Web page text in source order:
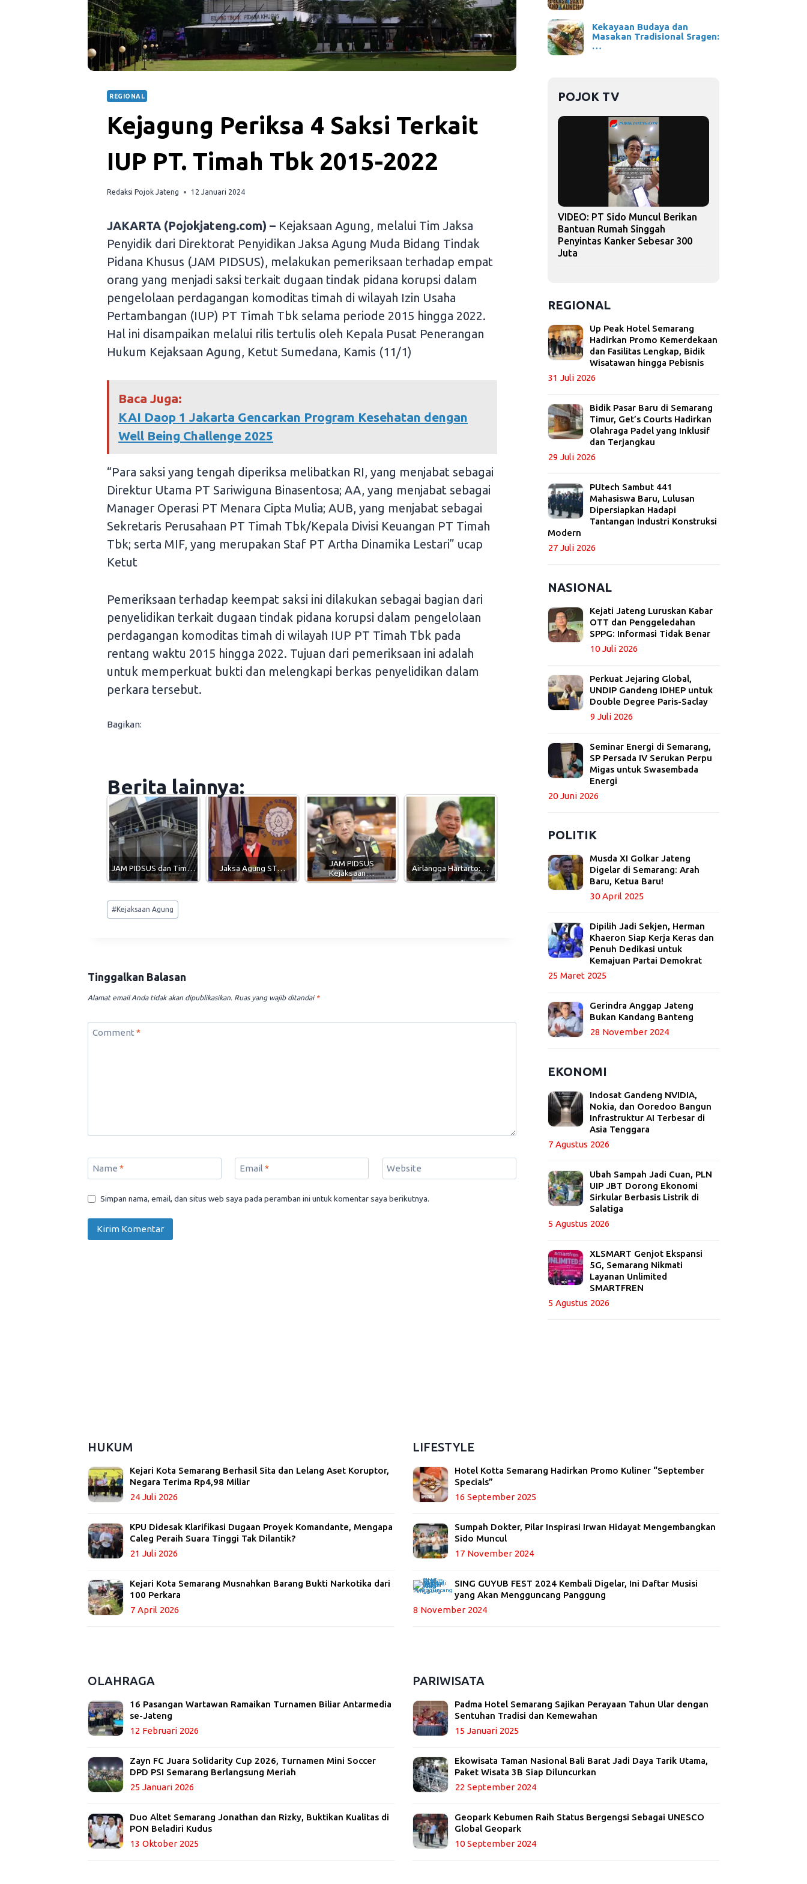
REGIONAL
Kejagung Periksa 4 Saksi Terkait
IUP PT. Timah Tbk 2015-2022
Redaksi Pojok Jateng 12 Januari 2024
JAKARTA (Pojokjateng.com) – Kejaksaan Agung, melalui Tim Jaksa
Penyidik dari Direktorat Penyidikan Jaksa Agung Muda Bidang Tindak
Pidana Khusus (JAM PIDSUS), melakukan pemeriksaan terhadap empat
orang yang menjadi saksi terkait dugaan tindak pidana korupsi dalam
pengelolaan perdagangan komoditas timah di wilayah Izin Usaha
Pertambangan (IUP) PT Timah Tbk selama periode 2015 hingga 2022.
Hal ini disampaikan melalui rilis tertulis oleh Kepala Pusat Penerangan
Hukum Kejaksaan Agung, Ketut Sumedana, Kamis (11/1)
Baca Juga:
KAI Daop 1 Jakarta Gencarkan Program Kesehatan dengan
Well Being Challenge 2025
“Para saksi yang tengah diperiksa melibatkan RI, yang menjabat sebagai
Direktur Utama PT Sariwiguna Binasentosa; AA, yang menjabat sebagai
Manager Operasi PT Menara Cipta Mulia; AUB, yang menjabat sebagai
Sekretaris Perusahaan PT Timah Tbk/Kepala Divisi Keuangan PT Timah
Tbk; serta MIF, yang merupakan Staf PT Artha Dinamika Lestari” ucap
Ketut
Pemeriksaan terhadap keempat saksi ini dilakukan sebagai bagian dari
penyelidikan terkait dugaan tindak pidana korupsi dalam pengelolaan
perdagangan komoditas timah di wilayah IUP PT Timah Tbk pada
rentang waktu 2015 hingga 2022. Tujuan dari pemeriksaan ini adalah
untuk memperkuat bukti dan melengkapi berkas penyelidikan dalam
perkara tersebut.
Bagikan:
Berita lainnya:
JAM PIDSUS dan Tim… Jaksa Agung ST…
JAM PIDSUS
Kejaksaan…
Airlangga Hartarto:…
Post
Tags:
#Kejaksaan Agung
Tinggalkan Balasan
Alamat email Anda tidak akan dipublikasikan. Ruas yang wajib ditandai *
Comment *
Name * Email * Website
Simpan nama, email, dan situs web saya pada peramban ini untuk komentar saya berikutnya.
Kekayaan Budaya dan
Masakan Tradisional Sragen:
…
POJOK TV
VIDEO: PT Sido Muncul Berikan
Bantuan Rumah Singgah
Penyintas Kanker Sebesar 300
Juta
REGIONAL
Up Peak Hotel Semarang
Hadirkan Promo Kemerdekaan
dan Fasilitas Lengkap, Bidik
Wisatawan hingga Pebisnis
31 Juli 2026
Bidik Pasar Baru di Semarang
Timur, Get’s Courts Hadirkan
Olahraga Padel yang Inklusif
dan Terjangkau
29 Juli 2026
PUtech Sambut 441
Mahasiswa Baru, Lulusan
Dipersiapkan Hadapi
Tantangan Industri Konstruksi
Modern
27 Juli 2026
NASIONAL
Kejati Jateng Luruskan Kabar
OTT dan Penggeledahan
SPPG: Informasi Tidak Benar
10 Juli 2026
Perkuat Jejaring Global,
UNDIP Gandeng IDHEP untuk
Double Degree Paris-Saclay
9 Juli 2026
Seminar Energi di Semarang,
SP Persada IV Serukan Perpu
Migas untuk Swasembada
Energi
20 Juni 2026
POLITIK
Musda XI Golkar Jateng
Digelar di Semarang: Arah
Baru, Ketua Baru!
30 April 2025
Dipilih Jadi Sekjen, Herman
Khaeron Siap Kerja Keras dan
Penuh Dedikasi untuk
Kemajuan Partai Demokrat
25 Maret 2025
Gerindra Anggap Jateng
Bukan Kandang Banteng
28 November 2024
EKONOMI
Indosat Gandeng NVIDIA,
Nokia, dan Ooredoo Bangun
Infrastruktur AI Terbesar di
Asia Tenggara
7 Agustus 2026
Ubah Sampah Jadi Cuan, PLN
UIP JBT Dorong Ekonomi
Sirkular Berbasis Listrik di
Salatiga
5 Agustus 2026
XLSMART Genjot Ekspansi
5G, Semarang Nikmati
Layanan Unlimited
SMARTFREN
5 Agustus 2026
HUKUM
Kejari Kota Semarang Berhasil Sita dan Lelang Aset Koruptor,
Negara Terima Rp4,98 Miliar
24 Juli 2026
KPU Didesak Klarifikasi Dugaan Proyek Komandante, Mengapa
Caleg Peraih Suara Tinggi Tak Dilantik?
21 Juli 2026
Kejari Kota Semarang Musnahkan Barang Bukti Narkotika dari
100 Perkara
7 April 2026
LIFESTYLE
Hotel Kotta Semarang Hadirkan Promo Kuliner “September
Specials”
16 September 2025
Sumpah Dokter, Pilar Inspirasi Irwan Hidayat Mengembangkan
Sido Muncul
17 November 2024
SING GUYUB FEST 2024 Kembali Digelar, Ini Daftar Musisi
yang Akan Mengguncang Panggung
8 November 2024
OLAHRAGA
16 Pasangan Wartawan Ramaikan Turnamen Biliar Antarmedia
se-Jateng
12 Februari 2026
Zayn FC Juara Solidarity Cup 2026, Turnamen Mini Soccer
DPD PSI Semarang Berlangsung Meriah
25 Januari 2026
Duo Altet Semarang Jonathan dan Rizky, Buktikan Kualitas di
PON Beladiri Kudus
13 Oktober 2025
PARIWISATA
Padma Hotel Semarang Sajikan Perayaan Tahun Ular dengan
Sentuhan Tradisi dan Kemewahan
15 Januari 2025
Ekowisata Taman Nasional Bali Barat Jadi Daya Tarik Utama,
Paket Wisata 3B Siap Diluncurkan
22 September 2024
Geopark Kebumen Raih Status Bergengsi Sebagai UNESCO
Global Geopark
10 September 2024